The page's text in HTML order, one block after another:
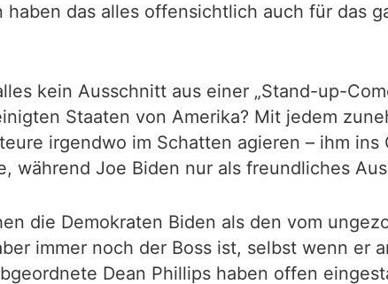
haben das alles offensichtlich auch für das
kein Ausschnitt aus einer „Stand-up-
Staaten von Amerika? Mit jedem
irgendwo im Schatten agieren – ihm
während Joe Biden nur als freundliches
die Demokraten Biden als den vom
immer noch der Boss ist, selbst wenn
Dean Phillips haben offen